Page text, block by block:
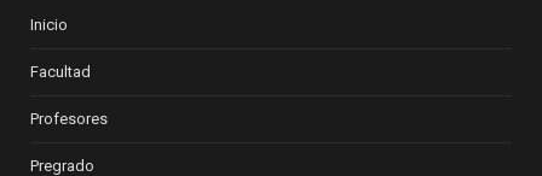
Inicio
Facultad
Profesores
Pregrado